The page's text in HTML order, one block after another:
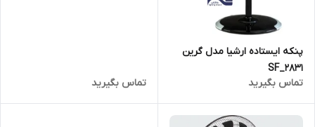
پنکه ایستاده ارشیا مدل گرین
۲۸۳۱_SF
تماس بگیرید
تماس بگیرید